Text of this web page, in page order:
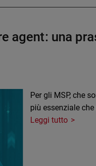
agent: una
Per gli MSP, che
più essenziale che
Leggi tutto